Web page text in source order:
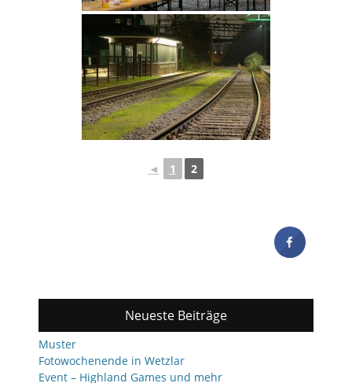
◄ 1 2
Neueste Beiträge
Muster
Fotowochenende in Wetzlar
Event – Highland Games und mehr